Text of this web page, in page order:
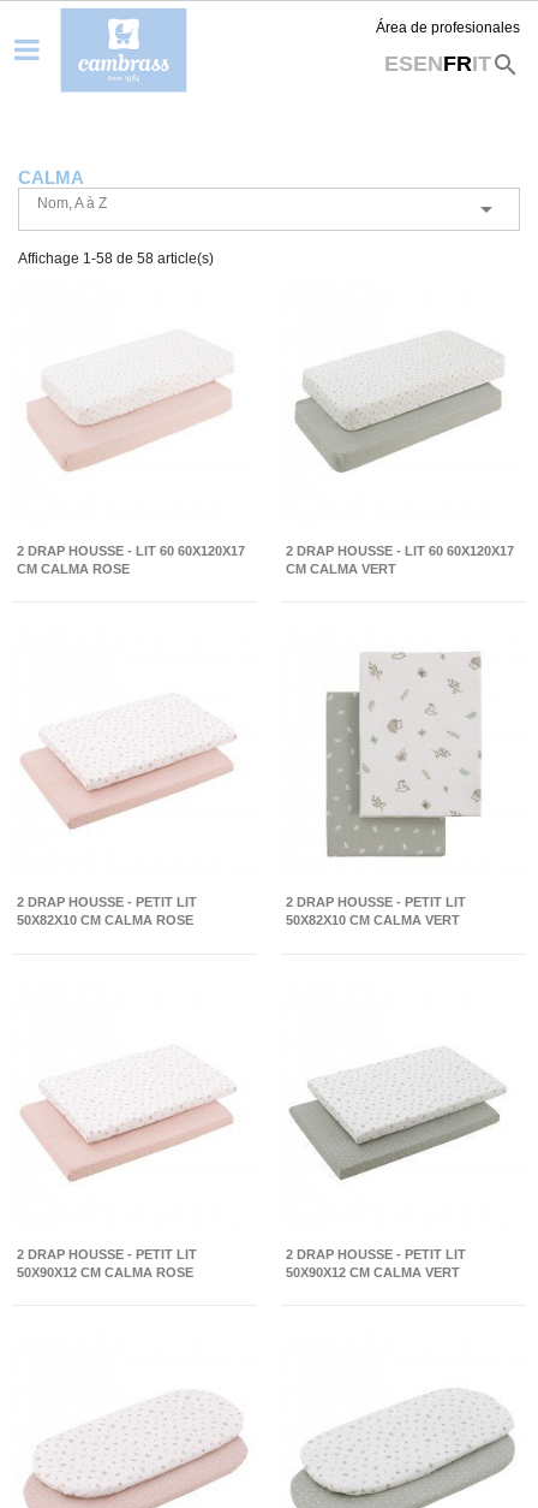
Área de profesionales
ESENFRITsearch
CALMA
Nom, A à Z 
Affichage 1-58 de 58 article(s)
2 DRAP HOUSSE - LIT 60 60X120X17
CM CALMA ROSE
2 DRAP HOUSSE - LIT 60 60X120X17
CM CALMA VERT
2 DRAP HOUSSE - PETIT LIT
50X82X10 CM CALMA ROSE
2 DRAP HOUSSE - PETIT LIT
50X82X10 CM CALMA VERT
2 DRAP HOUSSE - PETIT LIT
50X90X12 CM CALMA ROSE
2 DRAP HOUSSE - PETIT LIT
50X90X12 CM CALMA VERT